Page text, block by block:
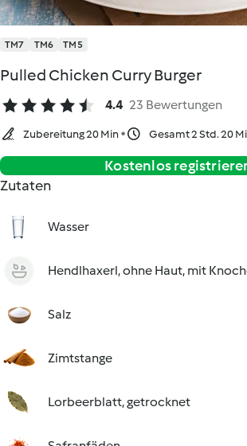
TM7 TM6 TM5
Pulled Chicken Curry Burger
4.4 23 Bewertungen
Zubereitung 20 Min Gesamt 2 Std. 20
Kostenlos
Zutaten
Wasser
Hendlhaxerl, ohne Haut, mit
Salz
Zimtstange
Lorbeerblatt, getrocknet